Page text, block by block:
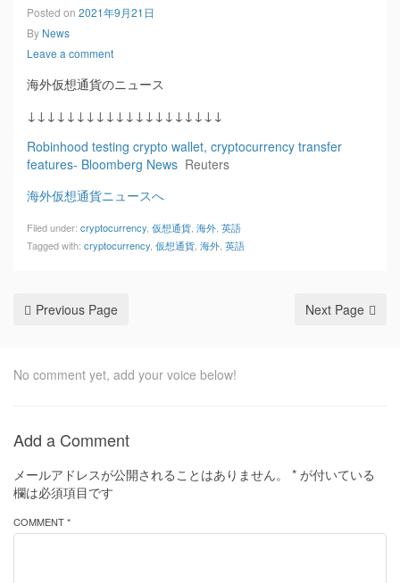
Posted on 2021年9月21日
By News
Leave a comment
海外仮想通貨のニュース
↓↓↓↓↓↓↓↓↓↓↓↓↓↓↓↓↓↓↓↓
Robinhood testing crypto wallet, cryptocurrency transfer
features- Bloomberg News Reuters
海外仮想通貨ニュースへ
Filed under: cryptocurrency 仮想通貨 海外 英語
Tagged with: cryptocurrency 仮想通貨 海外 英語
Previous Page Next Page
No comment yet, add your voice below!
Add a Comment
メールアドレスが公開されることはありません。 * が付いている
欄は必須項目です
COMMENT *